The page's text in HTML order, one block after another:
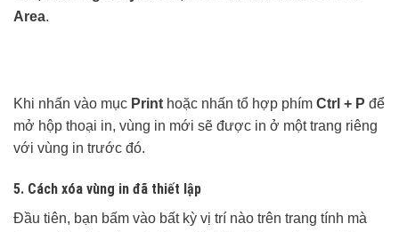
Area.
Khi nhấn vào mục Print hoặc nhấn tổ hợp phím Ctrl + P để
mở hộp thoại in, vùng in mới sẽ được in ở một trang riêng
với vùng in trước đó.
5. Cách xóa vùng in đã thiết lập
Đầu tiên, bạn bấm vào bất kỳ vị trí nào trên trang tính mà